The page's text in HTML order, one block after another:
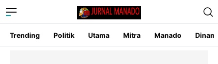
Trending Politik Utama Mitra Manado